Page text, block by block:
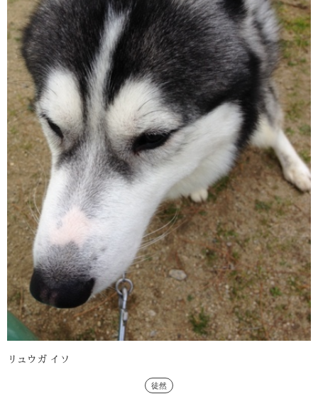
リュウガ イソ
徒然